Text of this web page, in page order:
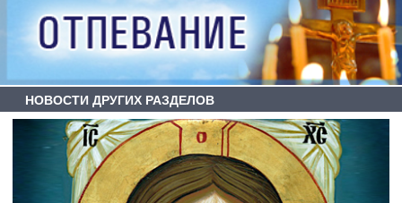
НОВОСТИ ДРУГИХ РАЗДЕЛОВ